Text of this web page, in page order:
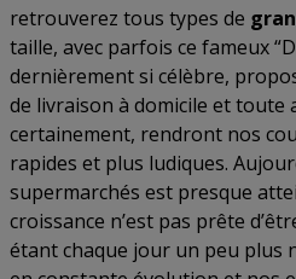
retrouverez tous types de
taille, avec parfois ce fameux
dernièrement si célèbre,
de livraison à domicile et toute
certainement, rendront nos
rapides et plus ludiques.
supermarchés est presque
croissance n’est pas prête
étant chaque jour un peu plus